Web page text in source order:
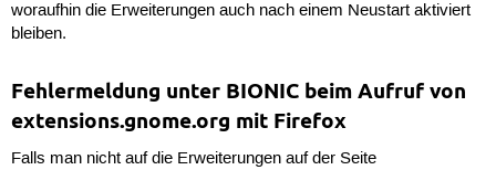
woraufhin die Erweiterungen auch nach einem Neustart aktiviert
bleiben.
Fehlermeldung unter BIONIC beim Aufruf von
extensions.gnome.org mit Firefox
Falls man nicht auf die Erweiterungen auf der Seite